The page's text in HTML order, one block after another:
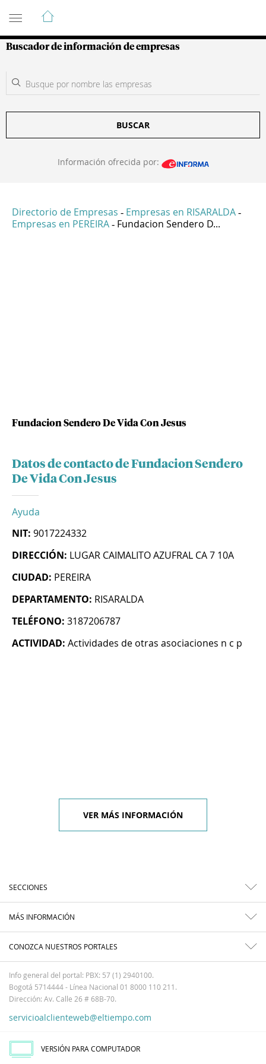
Guía de Empresas Colombianas
Buscador de información de empresas
BUSCAR
Información ofrecida por:
Directorio de Empresas - Empresas en RISARALDA -
Empresas en PEREIRA - Fundacion Sendero D...
Fundacion Sendero De Vida Con Jesus
Datos de contacto de Fundacion Sendero
De Vida Con Jesus
Ayuda
NIT: 9017224332
DIRECCIÓN: LUGAR CAIMALITO AZUFRAL CA 7 10A
CIUDAD: PEREIRA
DEPARTAMENTO: RISARALDA
TELÉFONO: 3187206787
ACTIVIDAD: Actividades de otras asociaciones n c p
VER MÁS INFORMACIÓN
SECCIONES
MÁS INFORMACIÓN
CONOZCA NUESTROS PORTALES
Info general del portal: PBX: 57 (1) 2940100.
Bogotá 5714444 - Línea Nacional 01 8000 110 211.
Dirección: Av. Calle 26 # 68B-70.
servicioalclienteweb@eltiempo.com
VERSIÓN PARA COMPUTADOR